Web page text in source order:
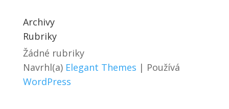
Archivy
Rubriky
Žádné rubriky
Navrhl(a) Elegant Themes | Používá
WordPress